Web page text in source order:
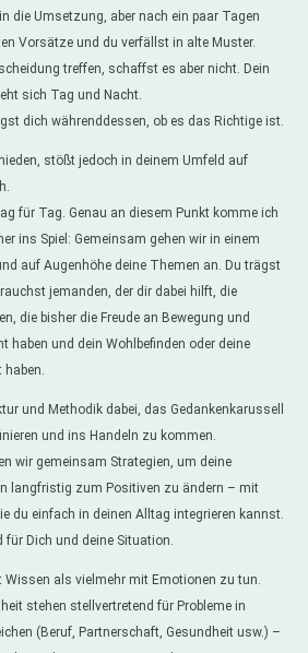
die Umsetzung, aber nach ein paar Tagen
Vorsätze und du verfällst in alte Muster.
treffen, schaffst es aber nicht. Dein
sich Tag und Nacht.
dich währenddessen, ob es das Richtige ist.
stößt jedoch in deinem Umfeld auf
für Tag. Genau an diesem Punkt komme ich
ins Spiel: Gemeinsam gehen wir in einem
auf Augenhöhe deine Themen an. Du trägst
jemanden, der dir dabei hilft, die
die bisher die Freude an Bewegung und
haben und dein Wohlbefinden oder deine
haben.
und Methodik dabei, das Gedankenkarussell
und ins Handeln zu kommen.
wir gemeinsam Strategien, um deine
langfristig zum Positiven zu ändern – mit
du einfach in deinen Alltag integrieren kannst.
Dich und deine Situation.
Wissen als vielmehr mit Emotionen zu tun.
stehen stellvertretend für Probleme in
(Beruf, Partnerschaft, Gesundheit usw.) –